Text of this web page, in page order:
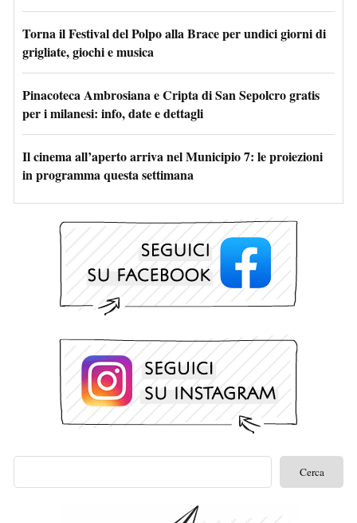
Torna il Festival del Polpo alla Brace per undici giorni di
grigliate, giochi e musica
Pinacoteca Ambrosiana e Cripta di San Sepolcro gratis
per i milanesi: info, date e dettagli
Il cinema all’aperto arriva nel Municipio 7: le proiezioni
in programma questa settimana